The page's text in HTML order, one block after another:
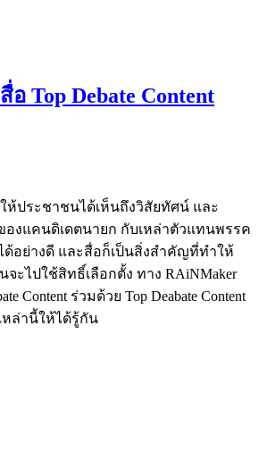
อ Top Debate Content
ห้ประชาชนได้เห็นถึงวิสัยทัศน์ และ
งแคนดิเดตนายก กับเหล่าตัวแทนพรรค
ด้อย่างดี และสื่อก็เป็นสิ่งสำคัญที่ทำให้
จะไปใช้สิทธิ์เลือกตั้ง ทาง RAiNMaker
Content ร่วมด้วย Top Deabate Content
ล่านี้ให้ได้รู้กัน